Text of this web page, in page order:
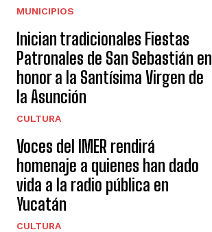
MUNICIPIOS
Inician tradicionales Fiestas
Patronales de San Sebastián en
honor a la Santísima Virgen de
la Asunción
CULTURA
Voces del IMER rendirá
homenaje a quienes han dado
vida a la radio pública en
Yucatán
CULTURA